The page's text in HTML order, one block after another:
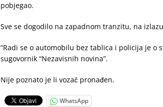
pobjegao.
Sve se dogodilo na zapadnom tranzitu, na
“Radi se o automobilu bez tablica i policija je o
sugovornik “Nezavisnih novina”.
Nije poznato je li vozač pronađen.
WhatsApp